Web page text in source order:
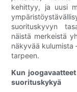
kehittyy, ja uusi
suorituskyvyn
näistä merkeistä
näkyvää kulumista
tarpeen.
Kun
suorituskykyä